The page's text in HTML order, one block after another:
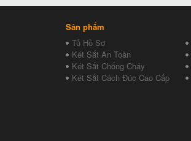
Sản phẩm
Tủ Hồ Sơ
Két Sắt An Toàn
Két Sắt Chống Cháy
Két Sắt Cách Đúc Cao Cấp